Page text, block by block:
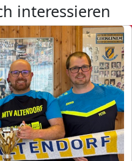
interessieren